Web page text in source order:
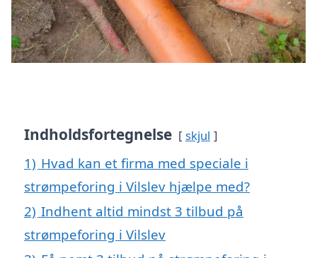
Indholdsfortegnelse skjul
1) Hvad kan et firma med speciale i
strømpeforing i Vilslev hjælpe med?
2) Indhent altid mindst 3 tilbud på
strømpeforing i Vilslev